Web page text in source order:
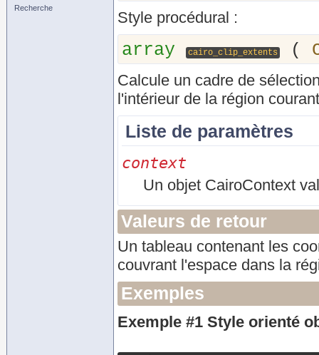
Recherche
Style procédural :
array cairo_clip_extents (
Calcule un cadre de
l'intérieur de la région
Liste de paramètres
context
Un objet CairoContext
Valeurs de retour
Un tableau contenant les
couvrant l'espace dans la
Exemples
Exemple #1 Style orienté